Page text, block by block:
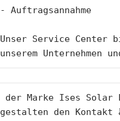
- Auftragsannahme
Unser Service Center
unserem Unternehmen
gestalten den